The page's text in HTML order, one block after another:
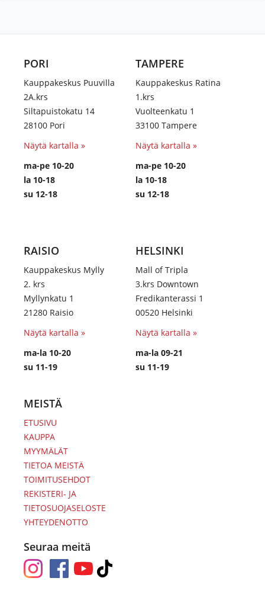
PORI
Kauppakeskus Puuvilla
2A.krs
Siltapuistokatu 14
28100 Pori
Näytä kartalla »
ma-pe 10-20
la 10-18
su 12-18
TAMPERE
Kauppakeskus Ratina
1.krs
Vuolteenkatu 1
33100 Tampere
Näytä kartalla »
ma-pe 10-20
la 10-18
su 12-18
RAISIO
Kauppakeskus Mylly
2. krs
Myllynkatu 1
21280 Raisio
Näytä kartalla »
ma-la 10-20
su 11-19
HELSINKI
Mall of Tripla
3.krs Downtown
Fredikanterassi 1
00520 Helsinki
Näytä kartalla »
ma-la 09-21
su 11-19
MEISTÄ
ETUSIVU
KAUPPA
MYYMÄLÄT
TIETOA MEISTÄ
TOIMITUSEHDOT
REKISTERI- JA
TIETOSUOJASELOSTE
YHTEYDENOTTO
Seuraa meitä